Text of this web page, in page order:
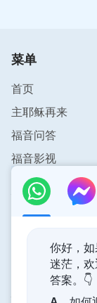
两次道成肉身
的实质》）
“若是神道成的
都是超然的神
说，道成肉身
性的肉身是不
类，这样，肉
属性。谁若说
肉身的原则
中的神性的正
常人性的，正
菜单
首页
主耶稣再来
福音问答
福音影视
联系我们
神的国度降
你好，如
迷茫，
答案。👇